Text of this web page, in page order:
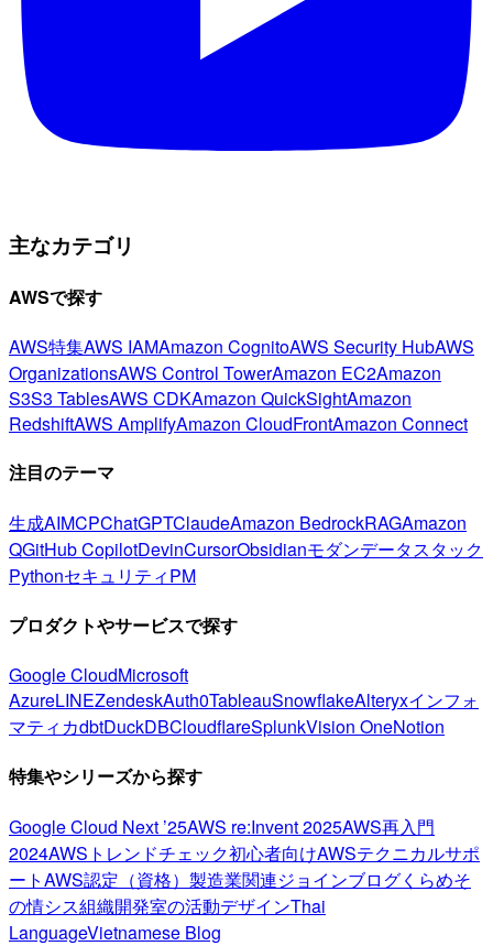
主なカテゴリ
AWSで探す
AWS特集AWS IAMAmazon CognitoAWS Security HubAWS
OrganizationsAWS Control TowerAmazon EC2Amazon
S3S3 TablesAWS CDKAmazon QuickSightAmazon
RedshiftAWS AmplifyAmazon CloudFrontAmazon Connect
注目のテーマ
生成AIMCPChatGPTClaudeAmazon BedrockRAGAmazon
QGitHub CopilotDevinCursorObsidianモダンデータスタック
PythonセキュリティPM
プロダクトやサービスで探す
Google CloudMicrosoft
AzureLINEZendeskAuth0TableauSnowflakeAlteryxインフォ
マティカdbtDuckDBCloudflareSplunkVision OneNotion
特集やシリーズから探す
Google Cloud Next ’25AWS re:Invent 2025AWS再入門
2024AWSトレンドチェック初心者向けAWSテクニカルサポ
ートAWS認定（資格） 製造業関連ジョインブログくらめそ
の情シス組織開発室の活動デザインThai
LanguageVietnamese Blog